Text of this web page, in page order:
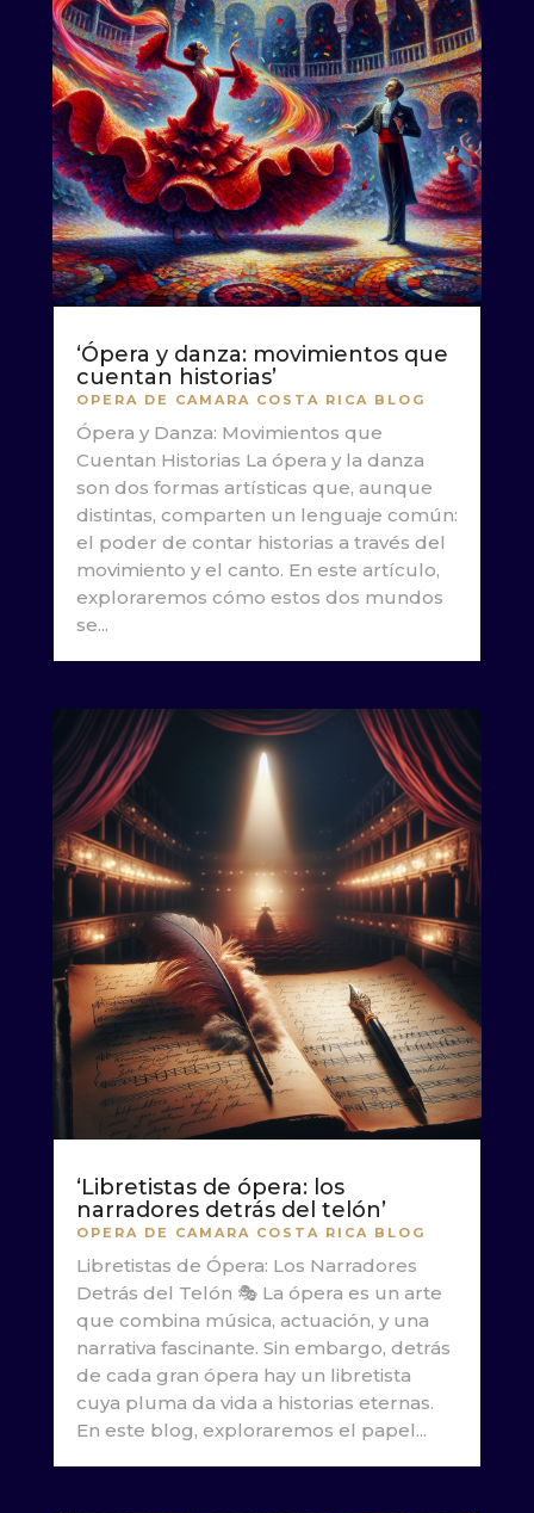
‘Ópera y danza: movimientos que
cuentan historias’
OPERA DE CAMARA COSTA RICA BLOG
Ópera y Danza: Movimientos que
Cuentan Historias La ópera y la danza
son dos formas artísticas que, aunque
distintas, comparten un lenguaje común:
el poder de contar historias a través del
movimiento y el canto. En este artículo,
exploraremos cómo estos dos mundos
se...
‘Libretistas de ópera: los
narradores detrás del telón’
OPERA DE CAMARA COSTA RICA BLOG
Libretistas de Ópera: Los Narradores
Detrás del Telón 🎭 La ópera es un arte
que combina música, actuación, y una
narrativa fascinante. Sin embargo, detrás
de cada gran ópera hay un libretista
cuya pluma da vida a historias eternas.
En este blog, exploraremos el papel...